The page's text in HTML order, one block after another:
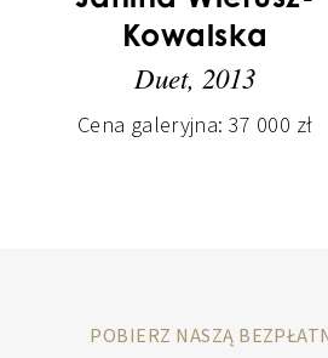
Kowalska
Duet, 2013
Cena galeryjna: 37 000 zł
POBIERZ NASZĄ